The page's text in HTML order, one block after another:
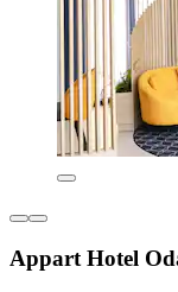
Appart Hotel